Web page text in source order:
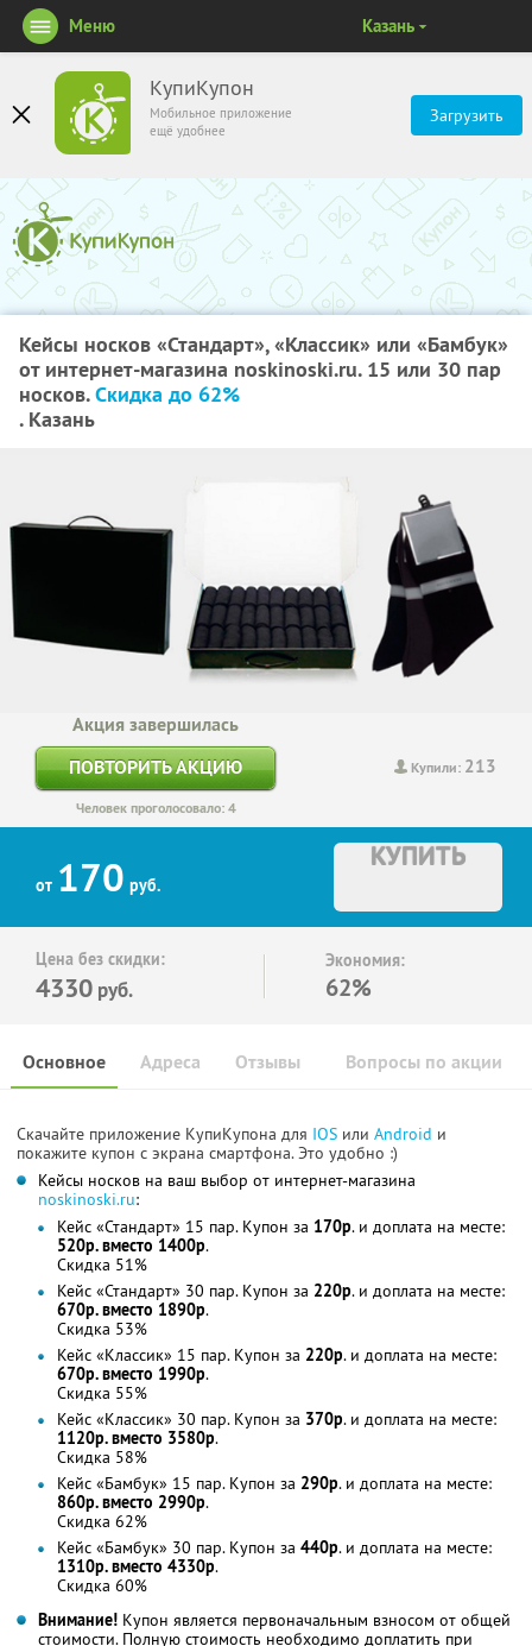
КупиКупон
Мобильное приложение
ещё удобнее
Загрузить
Меню Казань
Кейсы носков «Стандарт», «Классик» или «Бамбук»
от интернет-магазина noskinoski.ru. 15 или 30 пар
носков.Скидка до 62%
. Казань
Купили: 213
Акция завершилась
ПОВТОРИТЬ АКЦИЮ
Человек проголосовало: 4
от 170 руб.
КУПИТЬ
Цена без скидки:
4330 руб.
Экономия:
62%
Основное Отзывы Вопросы по акции
Адреса
Скачайте приложение КупиКупона для IOS или Android и
покажите купон с экрана смартфона. Это удобно :)
Кейсы носков на ваш выбор от интернет-магазина
noskinoski.ru:
Кейс «Стандарт» 15 пар. Купон за 170р. и доплата на месте:
520р. вместо 1400р.
Скидка 51%
Кейс «Стандарт» 30 пар. Купон за 220р. и доплата на месте:
670р. вместо 1890р.
Скидка 53%
Кейс «Классик» 15 пар. Купон за 220р. и доплата на месте:
670р. вместо 1990р.
Скидка 55%
Кейс «Классик» 30 пар. Купон за 370р. и доплата на месте:
1120р. вместо 3580р.
Скидка 58%
Кейс «Бамбук» 15 пар. Купон за 290р. и доплата на месте:
860р. вместо 2990р.
Скидка 62%
Кейс «Бамбук» 30 пар. Купон за 440р. и доплата на месте:
1310р. вместо 4330р.
Скидка 60%
Внимание! Купон является первоначальным взносом от общей
стоимости. Полную стоимость необходимо доплатить при